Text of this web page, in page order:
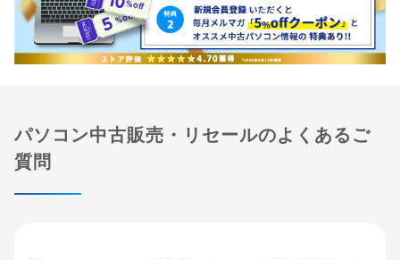
パソコン中古販売・リセールのよくあるご
質問